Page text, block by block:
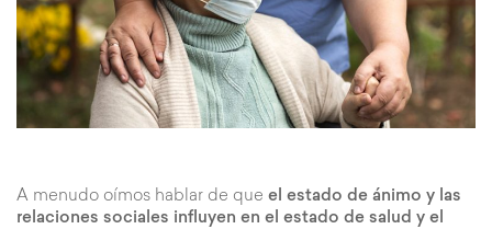
A menudo oímos hablar de que el estado de ánimo y las
relaciones sociales influyen en el estado de salud y el